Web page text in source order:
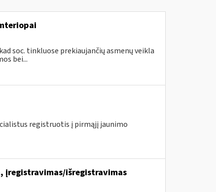
soc. tinkluose prekiaujančių asmenų veikla
bei...
registruotis į pirmąjį jaunimo
įregistravimas/išregistravimas